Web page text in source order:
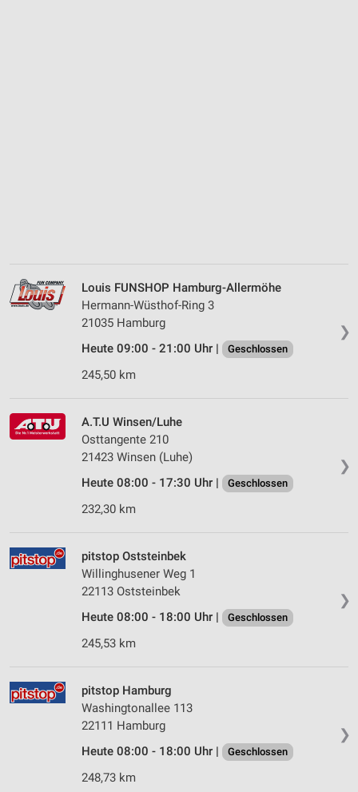
❯
Louis FUNSHOP Hamburg-Allermöhe
Hermann-Wüsthof-Ring 3
21035 Hamburg
Heute 09:00 - 21:00 Uhr |
Geschlossen
245,50 km
❯
A.T.U Winsen/Luhe
Osttangente 210
21423 Winsen (Luhe)
Heute 08:00 - 17:30 Uhr |
Geschlossen
232,30 km
❯
pitstop Oststeinbek
Willinghusener Weg 1
22113 Oststeinbek
Heute 08:00 - 18:00 Uhr |
Geschlossen
245,53 km
❯
pitstop Hamburg
Washingtonallee 113
22111 Hamburg
Heute 08:00 - 18:00 Uhr |
Geschlossen
248,73 km